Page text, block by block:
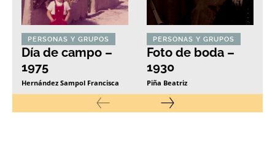
PERSONAS Y GRUPOS
Día de campo –
1975
Hernández Sampol Francisca
PERSONAS Y GRUPOS
Foto de boda –
1930
Piña Beatriz